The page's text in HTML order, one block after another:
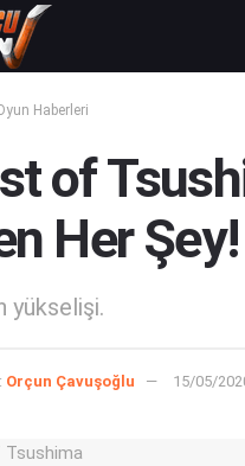
Haberleri
of
Her Şey!
yükselişi.
Orçun Çavuşoğlu 15/05/